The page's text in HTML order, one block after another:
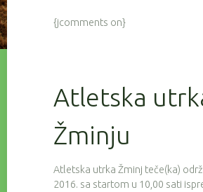
{jcomments on}
Atletska
Žminju
Atletska utrka Žminj teče(ka)
2016. sa startom u 10,00 sati